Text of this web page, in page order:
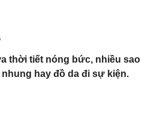
thời tiết nóng bức, nhiều sao
hay đồ da đi sự kiện.